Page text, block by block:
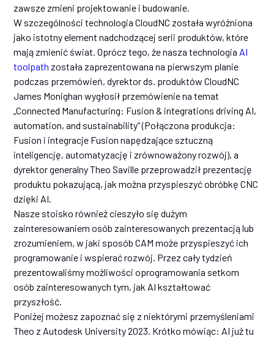
zawsze zmieni projektowanie i budowanie.
W szczególności technologia CloudNC została wyróżniona
jako istotny element nadchodzącej serii produktów, które
mają zmienić świat. Oprócz tego, że nasza technologia AI
toolpath została zaprezentowana na pierwszym planie
podczas przemówień, dyrektor ds. produktów CloudNC
James Monighan wygłosił przemówienie na temat
„Connected Manufacturing: Fusion & integrations driving AI,
automation, and sustainability” (Połączona produkcja:
Fusion i integracje Fusion napędzające sztuczną
inteligencję, automatyzację i zrównoważony rozwój), a
dyrektor generalny Theo Saville przeprowadził prezentację
produktu pokazującą, jak można przyspieszyć obróbkę CNC
dzięki AI.
Nasze stoisko również cieszyło się dużym
zainteresowaniem osób zainteresowanych prezentacją lub
zrozumieniem, w jaki sposób CAM może przyspieszyć ich
programowanie i wspierać rozwój. Przez cały tydzień
prezentowaliśmy możliwości oprogramowania setkom
osób zainteresowanych tym, jak AI kształtować
przyszłość.
Poniżej możesz zapoznać się z niektórymi przemyśleniami
Theo z Autodesk University 2023. Krótko mówiąc: AI już tu